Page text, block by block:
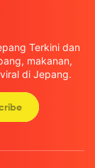
Terkini dan
makanan,
di Jepang.